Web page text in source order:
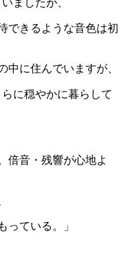
できるような音色は初
中に住んでいますが、
に穏やかに暮らして
倍音・残響が心地よ
っている。」